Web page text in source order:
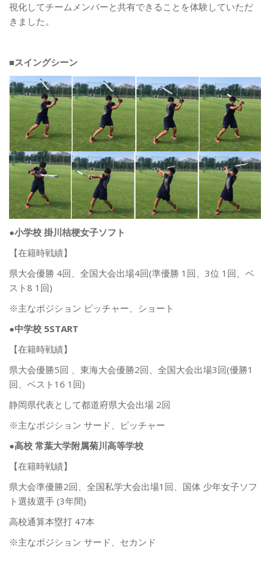
視化してチームメンバーと共有できることを体験していただ
きました。
■スイングシーン
●小学校 掛川桔梗女子ソフト
【在籍時戦績】
県大会優勝 4回、全国大会出場4回(準優勝 1回、3位 1回、ベ
スト8 1回)
※主なポジション ピッチャー、ショート
●中学校 5START
【在籍時戦績】
県大会優勝5回 、東海大会優勝2回、全国大会出場3回(優勝1
回、ベスト16 1回)
静岡県代表として都道府県大会出場 2回
※主なポジション サード、ピッチャー
●高校 常葉大学附属菊川高等学校
【在籍時戦績】
県大会準優勝2回、全国私学大会出場1回、国体 少年女子ソフ
ト選抜選手 (3年間)
高校通算本塁打 47本
※主なポジション サード、セカンド